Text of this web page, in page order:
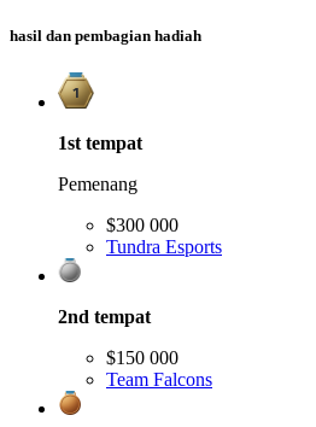
hasil dan pembagian hadiah
1st tempat
Pemenang
$300 000
Tundra Esports
2nd tempat
$150 000
Team Falcons